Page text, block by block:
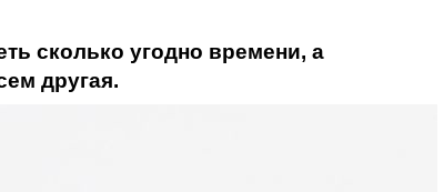
сколько угодно времени, а
другая.